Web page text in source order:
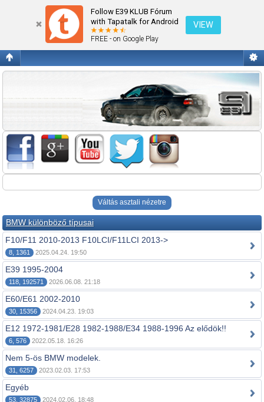
Follow E39 KLUB Fórum
with Tapatalk for Android
FREE - on Google Play
VIEW
Fórum kezdőlap megtekintése
Váltás asztali nézetre
BMW különböző típusai
F10/F11 2010-2013 F10LCI/F11LCI 2013->
8, 1361 2025.04.24. 19:50
E39 1995-2004
118, 192571 2026.06.08. 21:18
E60/E61 2002-2010
30, 15356 2024.04.23. 19:03
E12 1972-1981/E28 1982-1988/E34 1988-1996 Az elődök!!
6, 576 2022.05.18. 16:26
Nem 5-ös BMW modelek.
31, 6257 2023.02.03. 17:53
Egyéb
53, 32875 2024.02.06. 18:48